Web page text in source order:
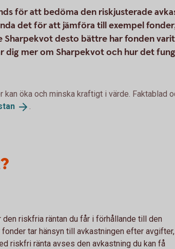
för att bedöma den riskjusterade
det för att jämföra till exempel
Sharpekvot desto bättre har fonden
dig mer om Sharpekvot och hur det
kan öka och minska kraftigt i värde. Faktablad
.
riskfria räntan du får i förhållande till den
tar hänsyn till avkastningen efter avgifter,
riskfri ränta avses den avkastning du kan få